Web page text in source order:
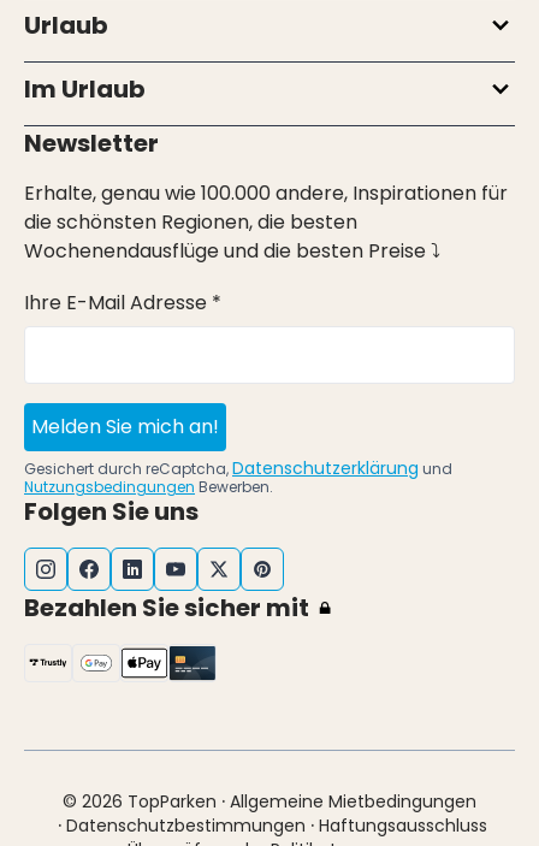
Urlaub
Im Urlaub
Newsletter
Erhalte, genau wie 100.000 andere, Inspirationen für
die schönsten Regionen, die besten
Wochenendausflüge und die besten Preise ⤵
Ihre E-Mail Adresse *
Melden Sie mich an!
Gesichert durch reCaptcha,Datenschutzerklärung und
Nutzungsbedingungen Bewerben.
Folgen Sie uns
Bezahlen Sie sicher mit
© 2026 TopParken · Allgemeine Mietbedingungen
· Datenschutzbestimmungen · Haftungsausschluss